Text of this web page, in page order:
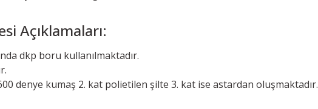
Açıklamaları:
dkp boru kullanılmaktadır.
denye kumaş 2. kat polietilen şilte 3. kat ise astardan oluşmaktadır.